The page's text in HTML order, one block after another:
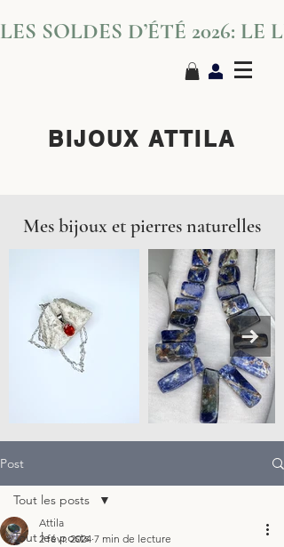
BIJOUX ATTILA
LES SOLDES D’ÉTÉ 2026:
Mes bijoux et pierres naturelles
Post
Tout les posts
Tout les posts
Attila
2 févr. 2024 7 min de lecture